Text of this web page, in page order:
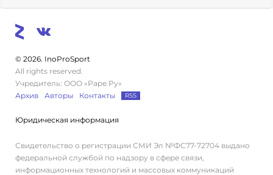
© 2026. InoProSport
All rights reserved.
Учредитель: ООО «Раре.Ру»
Архив
Авторы Контакты RSS
Юридическая информация
Свидетельство о регистрации СМИ Эл №ФС77-72704 выдано
федеральной службой по надзору в сфере связи,
информационных технологий и массовых коммуникаций